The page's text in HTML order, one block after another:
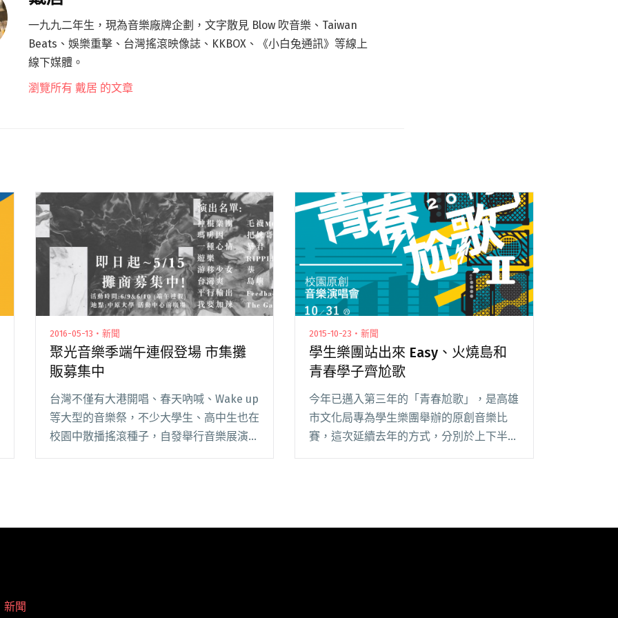
一九九二年生，現為音樂廠牌企劃，文字散見 Blow 吹音樂、Taiwan
Beats、娛樂重擊、台灣搖滾映像誌、KKBOX、《小白兔通訊》等線上
線下媒體。
瀏覽所有 戴居 的文章
2016-05-13・新聞
聚光音樂季端午連假登場 市集攤
販募集中
台灣不僅有大港開唱、春天吶喊、Wake up
等大型的音樂祭，不少大學生、高中生也在
校園中散播搖滾種子，自發舉行音樂展演活
集攤販募集中"
2015-10-23・新聞
學生樂團站出來 Easy、火燒島和
青春學子齊尬歌
今年已邁入第三年的「青春尬歌」，是高雄
市文化局專為學生樂團舉辦的原創音樂比
賽，這次延續去年的方式，分別於上下半年
Easy、火燒島和青春學子齊尬歌"
新聞